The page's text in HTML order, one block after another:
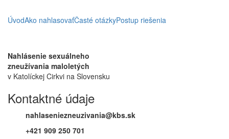
ÚvodAko nahlasovaťČasté otázkyPostup riešenia
Nahlásenie sexuálneho
zneužívania maloletých
v Katolíckej Cirkvi na Slovensku
Kontaktné údaje
nahlaseniezneuzivania@kbs.sk
+421 909 250 701